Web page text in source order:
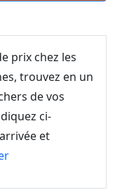
prix chez les
trouvez en un
de vos
ci-
et